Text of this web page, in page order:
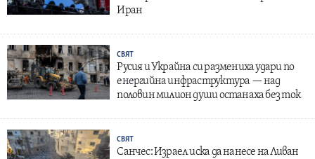
Иран
СВЯТ
Русия и Украйна си размениха удари по
енергийна инфраструктура — над
половин милион души останаха без ток
СВЯТ
Санчес: Израел иска да нанесе на Ливан